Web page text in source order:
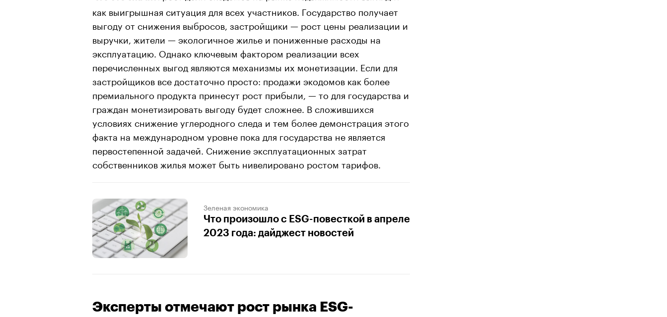
как выигрышная ситуация для всех участников. Государство получает
выгоду от снижения выбросов, застройщики — рост цены реализации и
выручки, жители — экологичное жилье и пониженные расходы на
эксплуатацию. Однако ключевым фактором реализации всех
перечисленных выгод являются механизмы их монетизации. Если для
застройщиков все достаточно просто: продажи экодомов как более
премиального продукта принесут рост прибыли, — то для государства и
граждан монетизировать выгоду будет сложнее. В сложившихся
условиях снижение углеродного следа и тем более демонстрация этого
факта на международном уровне пока для государства не является
первостепенной задачей. Снижение эксплуатационных затрат
собственников жилья может быть нивелировано ростом тарифов.
Зеленая экономика
Что произошло с ESG-повесткой в апреле
2023 года: дайджест новостей
Эксперты отмечают рост рынка ESG-